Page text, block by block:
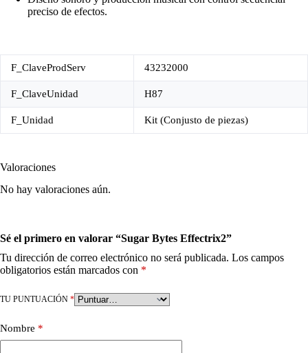
preciso de efectos.
F_ClaveProdServ 43232000
F_ClaveUnidad H87
F_Unidad Kit (Conjusto de piezas)
Valoraciones
No hay valoraciones aún.
Sé el primero en valorar “Sugar Bytes Effectrix2”
Tu dirección de correo electrónico no será publicada. Los campos
obligatorios están marcados con *
TU PUNTUACIÓN *
Nombre *